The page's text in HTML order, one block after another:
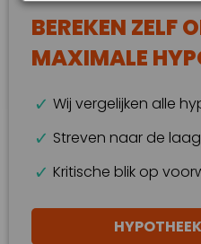
BEREKEN ZELF
MAXIMALE
Wij vergelijken alle
Streven naar de
Kritische blik op